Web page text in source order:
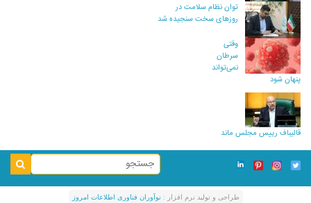
توان نظام سلامت در
روزهای سخت سنجیده شد
وقتی
سرطان
نمی‌تواند
پنهان شود
قالیباف رییس مجلس ماند
طراحی و توليد نرم افزار : نوآوران فناوری اطلاعات امروز